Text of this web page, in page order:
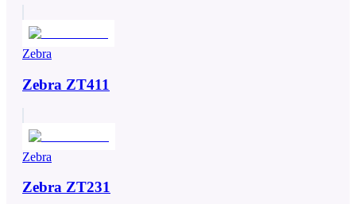
Zebra
Zebra ZT411
Zebra
Zebra ZT231